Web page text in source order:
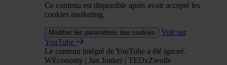
Ce contenu est disponible après avoir accepté les
cookies marketing.
Modifier les paramètres des cookies
Voir sur
YouTube
Le contenu intégré de YouTube a été ignoré.
WEconomy | Jan Jonker | TEDxZwolle